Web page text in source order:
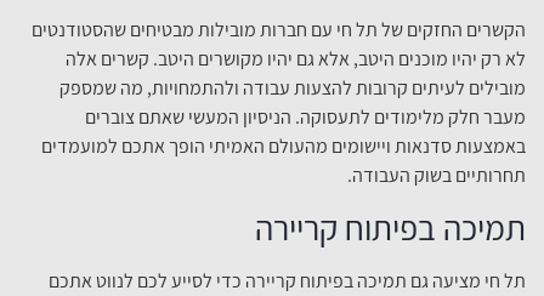
הקשרים החזקים של תל חי עם חברות מובילות מבטיחים שהסטודנטים
לא רק יהיו מוכנים היטב, אלא גם יהיו מקושרים היטב. קשרים אלה
מובילים לעיתים קרובות להצעות עבודה ולהתמחויות, מה שמספק
מעבר חלק מלימודים לתעסוקה. הניסיון המעשי שאתם צוברים
באמצעות סדנאות ויישומים מהעולם האמיתי הופך אתכם למועמדים
תחרותיים בשוק העבודה.
תמיכה בפיתוח קריירה
תל חי מציעה גם תמיכה בפיתוח קריירה כדי לסייע לכם לנווט אתכם